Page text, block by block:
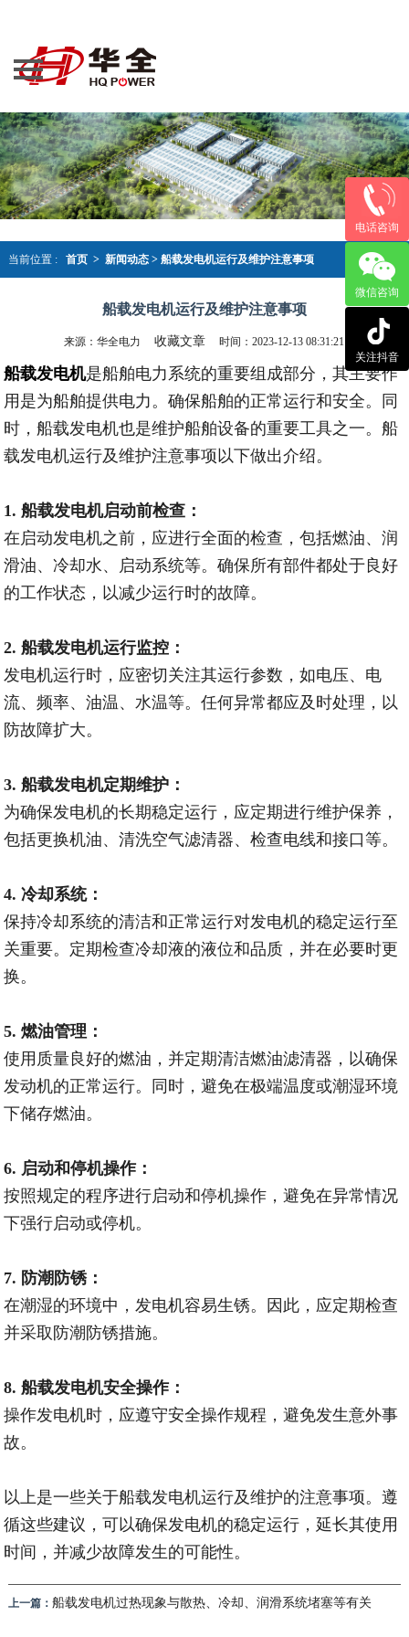
网站首页
产品大全
案例资讯
新闻动态
荣誉资质
关于华全
当前位置 : 首页 > 新闻动态> 船载发电机运行及维护注意事项
船载发电机运行及维护注意事项
来源：华全电力收藏文章 时间：2023-12-13 08:31:21
船载发电机是船舶电力系统的重要组成部分，其主要作
用是为船舶提供电力。确保船舶的正常运行和安全。同
时，船载发电机也是维护船舶设备的重要工具之一。船
载发电机运行及维护注意事项以下做出介绍。
1. 船载发电机启动前检查：
在启动发电机之前，应进行全面的检查，包括燃油、润
滑油、冷却水、启动系统等。确保所有部件都处于良好
的工作状态，以减少运行时的故障。
2. 船载发电机运行监控：
发电机运行时，应密切关注其运行参数，如电压、电
流、频率、油温、水温等。任何异常都应及时处理，以
防故障扩大。
3. 船载发电机定期维护：
为确保发电机的长期稳定运行，应定期进行维护保养，
包括更换机油、清洗空气滤清器、检查电线和接口等。
4. 冷却系统：
保持冷却系统的清洁和正常运行对发电机的稳定运行至
关重要。定期检查冷却液的液位和品质，并在必要时更
换。
5. 燃油管理：
使用质量良好的燃油，并定期清洁燃油滤清器，以确保
发动机的正常运行。同时，避免在极端温度或潮湿环境
下储存燃油。
6. 启动和停机操作：
按照规定的程序进行启动和停机操作，避免在异常情况
下强行启动或停机。
7. 防潮防锈：
在潮湿的环境中，发电机容易生锈。因此，应定期检查
并采取防潮防锈措施。
8. 船载发电机安全操作：
操作发电机时，应遵守安全操作规程，避免发生意外事
故。
以上是一些关于船载发电机运行及维护的注意事项。遵
循这些建议，可以确保发电机的稳定运行，延长其使用
时间，并减少故障发生的可能性。
上一篇： 船载发电机过热现象与散热、冷却、润滑系统堵塞等有关
电话咨询
微信咨询
关注抖音